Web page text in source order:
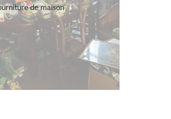
de maison